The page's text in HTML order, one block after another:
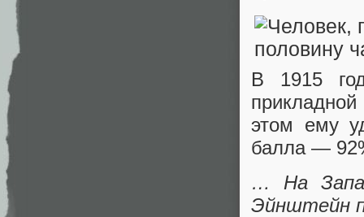
В 1915
этом ему
балла —
… На
Эйнштейн